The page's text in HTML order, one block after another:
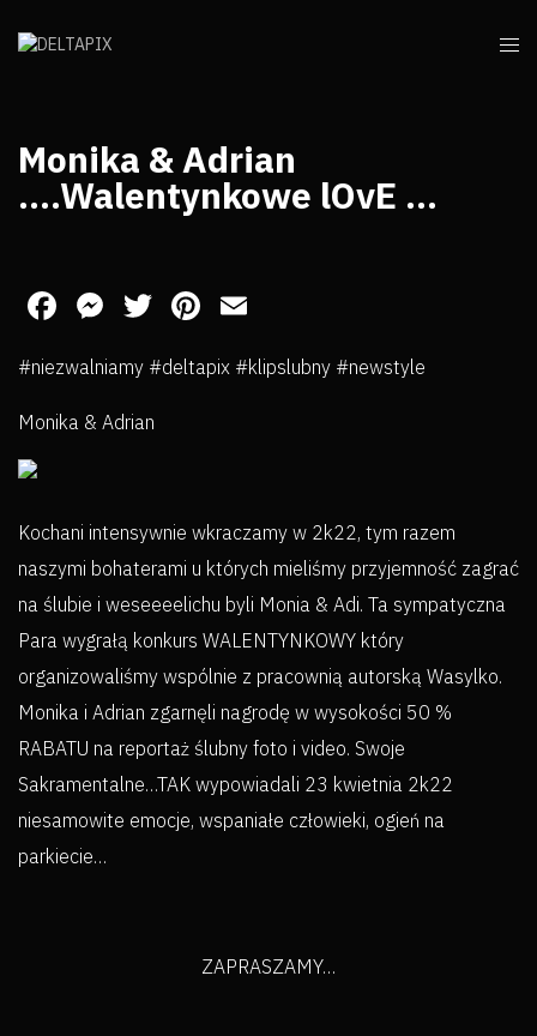
Monika & Adrian
….Walentynkowe lOvE …
Facebook
Messenger
TwitterPinterest
#niezwalniamy #deltapix #klipslubny #newstyle
Monika & Adrian
Kochani intensywnie wkraczamy w 2k22, tym razem
naszymi bohaterami u których mieliśmy przyjemność zagrać
na ślubie i weseeeelichu byli Monia & Adi. Ta sympatyczna
Para wygrałą konkurs WALENTYNKOWY który
organizowaliśmy wspólnie z pracownią autorską Wasylko.
Monika i Adrian zgarnęli nagrodę w wysokości 50 %
RABATU na reportaż ślubny foto i video. Swoje
Sakramentalne…TAK wypowiadali 23 kwietnia 2k22
niesamowite emocje, wspaniałe człowieki, ogień na
parkiecie…
ZAPRASZAMY…